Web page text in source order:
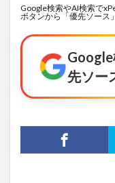
Google検索やAI検索で
ボタンから「優先ソース
先ソー